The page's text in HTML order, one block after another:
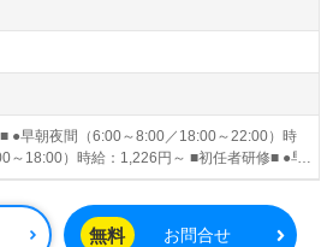
●早朝夜間（6:00～8:00／18:00～22:00）時
～18:00）時給：1,226円～ ■初任者研修■ ●早
22:00）時給：1,226円～ ●日中帯（8:00～
あり
無料 お問合せ